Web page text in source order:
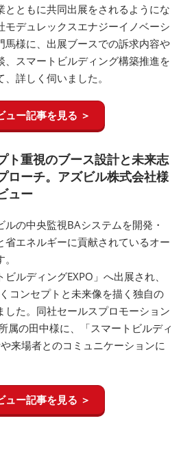
とともに共同出展をされるようにな
モデュレックスエナジーイノベーシ
馬様に、出展ブースでの訴求内容や
、スマートビルディング構築推進を
詳しく伺いました。
ュー記事を見る ＞
ト重視のブース設計と未来志
ローチ。アズビル株式会社様
ュー
の中央監視BAシステムを開発・
省エネルギーに貢献されているオー
ルディングEXPO」へ出展され、
コンセプトと未来像を描く独自の
した。同社セールスプロモーション
属の田中様に、「スマートビルディ
来場者とのコミュニケーションに
ュー記事を見る ＞